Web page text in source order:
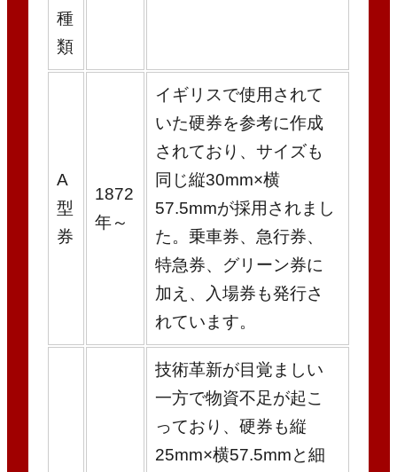
種
類
A
型
券
1872
年～
イギリスで使用されて
いた硬券を参考に作成
されており、サイズも
同じ縦30mm×横
57.5mmが採用されまし
た。乗車券、急行券、
特急券、グリーン券に
加え、入場券も発行さ
れています。
技術革新が目覚ましい
一方で物資不足が起こ
っており、硬券も縦
25mm×横57.5mmと細